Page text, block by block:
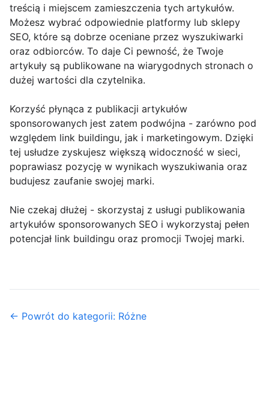
treścią i miejscem zamieszczenia tych artykułów.
Możesz wybrać odpowiednie platformy lub sklepy
SEO, które są dobrze oceniane przez wyszukiwarki
oraz odbiorców. To daje Ci pewność, że Twoje
artykuły są publikowane na wiarygodnych stronach o
dużej wartości dla czytelnika.
Korzyść płynąca z publikacji artykułów
sponsorowanych jest zatem podwójna - zarówno pod
względem link buildingu, jak i marketingowym. Dzięki
tej usłudze zyskujesz większą widoczność w sieci,
poprawiasz pozycję w wynikach wyszukiwania oraz
budujesz zaufanie swojej marki.
Nie czekaj dłużej - skorzystaj z usługi publikowania
artykułów sponsorowanych SEO i wykorzystaj pełen
potencjał link buildingu oraz promocji Twojej marki.
← Powrót do kategorii: Różne